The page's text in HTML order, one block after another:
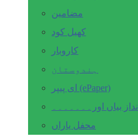
مضامین
کھیل کود
کاروبار
ہندوستان
ای پیپر (ePaper)
انداز بیاں اور۔۔۔۔۔۔۔
محفل یاراں